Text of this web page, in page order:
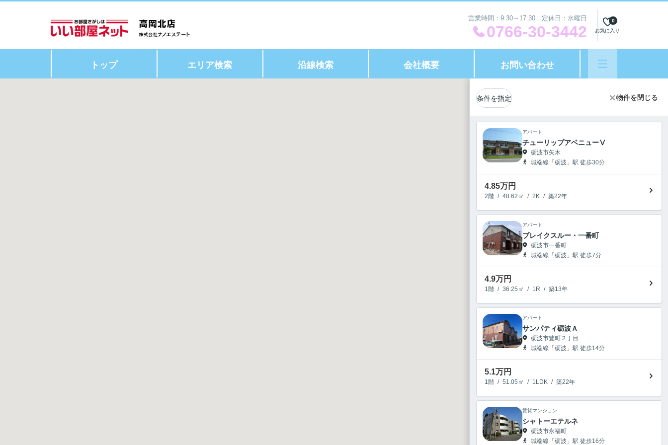
営業時間：9:30～17:30 定休日：水曜日
0766-30-3442 お気に入り
0
トップ エリア検索 沿線検索 会社概要 お問い合わせ
条件を指定 物件を閉じる
アパート
チューリップアベニューⅤ
砺波市矢木
城端線「砺波」駅 徒歩30分
4.85万円
2階 / 48.62㎡ / 2K / 築22年
アパート
ブレイクスルー・一番町
砺波市一番町
城端線「砺波」駅 徒歩7分
4.9万円
1階 / 36.25㎡ / 1R / 築13年
アパート
サンパティ砺波Ａ
砺波市豊町２丁目
城端線「砺波」駅 徒歩14分
5.1万円
1階 / 51.05㎡ / 1LDK / 築22年
賃貸マンション
シャトーエテルネ
砺波市永福町
城端線「砺波」駅 徒歩16分
物件を閉じる